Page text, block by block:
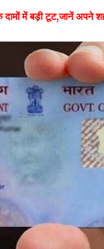
में बड़ी टूट,जानें अपने शहर